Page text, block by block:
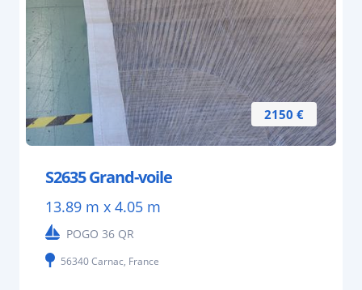
2150 €
S2635 Grand-voile
13.89 m x 4.05 m
POGO 36 QR
56340 Carnac, France